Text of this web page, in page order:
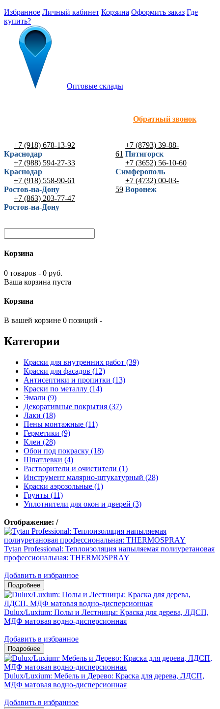
Избранное Личный кабинет Корзина Оформить заказ Где
купить?
Оптовые склады
Обратный звонок
+7 (918) 678-13-92
Краснодар
+7 (988) 594-27-33
Краснодар
+7 (918) 558-90-61
Ростов-на-Дону
+7 (863) 203-77-47
Ростов-на-Дону
+7 (8793) 39-88-
61 Пятигорск
+7 (3652) 56-10-60
Симферополь
+7 (4732) 00-03-
59 Воронеж
Корзина
0 товаров - 0 руб.
Ваша корзина пуста
Корзина
В вашей корзине 0 позиций -
Категории
Краски для внутренних работ (39)
Краски для фасадов (12)
Антисептики и пропитки (13)
Краски по металлу (14)
Эмали (9)
Декоративные покрытия (37)
Лаки (18)
Пены монтажные (11)
Герметики (9)
Клеи (28)
Обои под покраску (18)
Шпатлевки (4)
Растворители и очистители (1)
Инструмент малярно-штукатурный (28)
Краски аэрозольные (1)
Грунты (11)
Уплотнители для окон и дверей (3)
Отображение: /
Tytan Professional: Теплоизоляция напыляемая полиуретановая
профессиональная: THERMOSPRAY
Добавить в избранное
Dulux/Luxium: Полы и Лестницы: Краска для дерева, ЛДСП,
МДФ матовая водно-дисперсионная
Добавить в избранное
Dulux/Luxium: Мебель и Дерево: Краска для дерева, ЛДСП,
МДФ матовая водно-дисперсионная
Добавить в избранное